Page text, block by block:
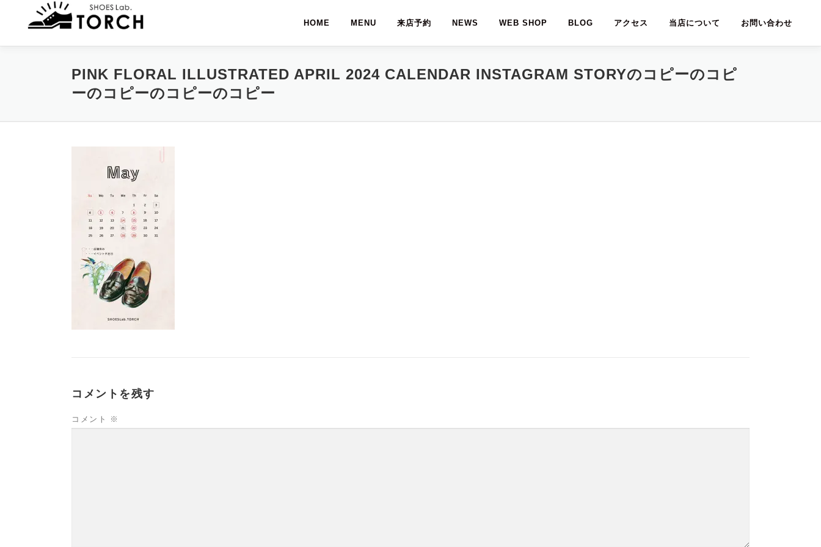
ン
HOME MENU 来店予約 NEWS WEB SHOP BLOG アクセス 当店について お問い合わせ
PINK FLORAL ILLUSTRATED APRIL 2024 CALENDAR INSTAGRAM STORYのコピーのコピ
ーのコピーのコピーのコピー
コメントを残す
コメント ※